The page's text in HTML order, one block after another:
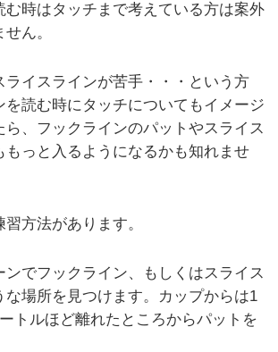
む時はタッチまで考えている方は案外
ん。
ライスラインが苦手・・・という方
を読む時にタッチについてもイメージ
ら、フックラインのパットやスライス
もっと入るようになるかも知れませ
方法があります。
ンでフックライン、もしくはスライス
な場所を見つけます。カップからは1
トルほど離れたところからパットを